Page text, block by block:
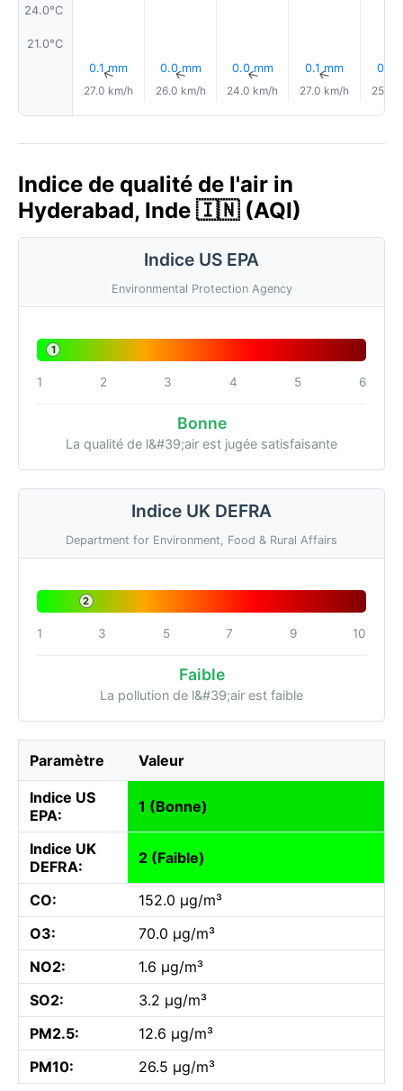
24.0°C
21.0°C
0.1 mm
↑
27.0 km/h
0.0 mm
↑
26.0 km/h
0.0 mm
↑
24.0 km/h
0.1 mm
↑
27.0 km/h
0.1
25.0
Indice de qualité de l'air in
Hyderabad, Inde 🇮🇳 (AQI)
Indice US EPA
Environmental Protection Agency
1
1 2 3 4 5 6
Bonne
La qualité de l&#39;air est jugée satisfaisante
Indice UK DEFRA
Department for Environment, Food & Rural Affairs
2
1 3 5 7 9 10
Faible
La pollution de l&#39;air est faible
Paramètre Valeur
Indice US
EPA:
1 (Bonne)
Indice UK
DEFRA:
2 (Faible)
CO:
152.0 µg/m³
O3:
70.0 µg/m³
NO2:
1.6 µg/m³
SO2:
3.2 µg/m³
PM2.5:
12.6 µg/m³
PM10:
26.5 µg/m³